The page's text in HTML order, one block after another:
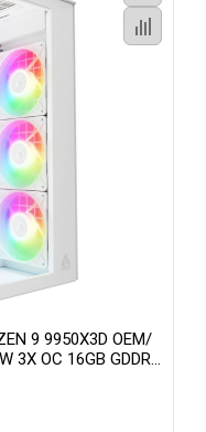
9 9950X3D OEM/
3X OC 16GB GDDR7